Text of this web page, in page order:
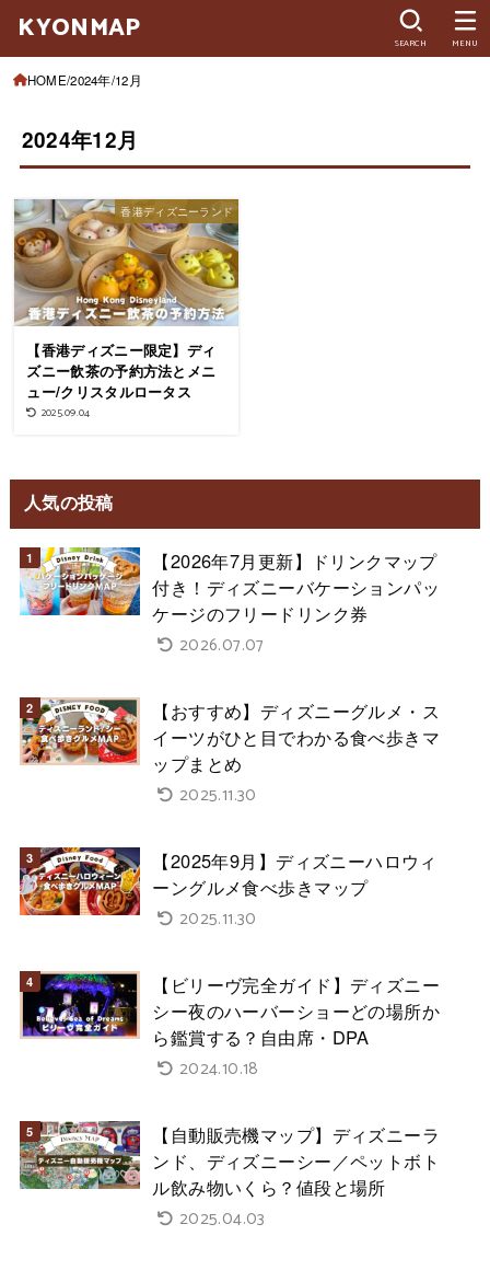
KYONMAP SEARCH MENU
HOME 2024年 12月
2024年12月
香港ディズニーランド
【香港ディズニー限定】ディ
ズニー飲茶の予約方法とメニ
ュー/クリスタルロータス
2025.09.04
人気の投稿
【2026年7月更新】ドリンクマップ
付き！ディズニーバケーションパッ
ケージのフリードリンク券
2026.07.07
【おすすめ】ディズニーグルメ・ス
イーツがひと目でわかる食べ歩きマ
ップまとめ
2025.11.30
【2025年9月】ディズニーハロウィ
ーングルメ食べ歩きマップ
2025.11.30
【ビリーヴ完全ガイド】ディズニー
シー夜のハーバーショーどの場所か
ら鑑賞する？自由席・DPA
2024.10.18
【自動販売機マップ】ディズニーラ
ンド、ディズニーシー／ペットボト
ル飲み物いくら？値段と場所
2025.04.03